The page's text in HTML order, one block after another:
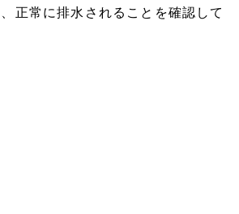
正常に排水されることを確認して